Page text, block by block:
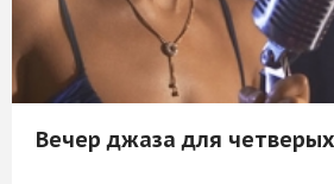
Вечер джаза для четверых